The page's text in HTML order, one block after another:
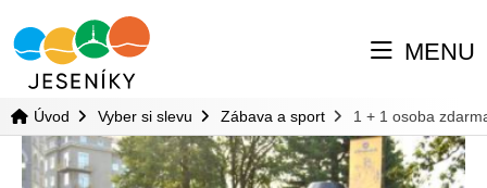
MENU
Úvod Vyber si slevu Zábava a sport 1 + 1 osoba